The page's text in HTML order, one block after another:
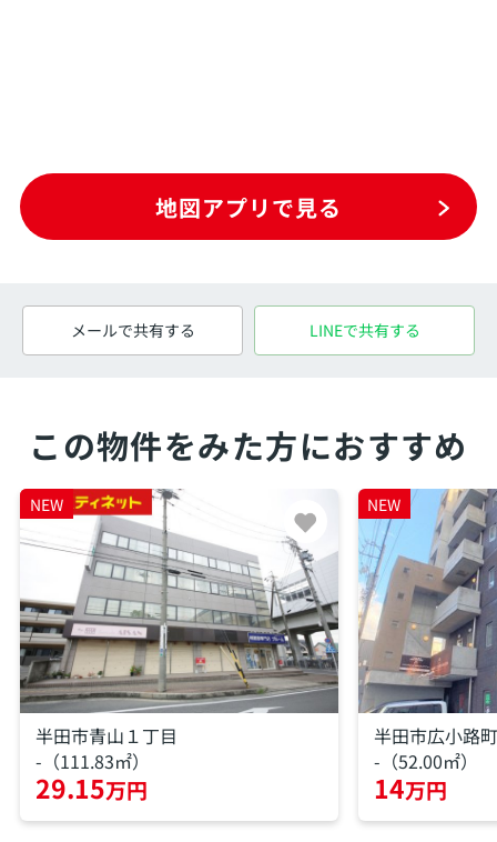
地図アプリで見る
メールで共有する LINEで共有する
この物件をみた方におすすめ
NEW
半田市青山１丁目
-（111.83㎡）
29.15万円
NEW
半田市広小路町
-（52.00㎡）
14万円